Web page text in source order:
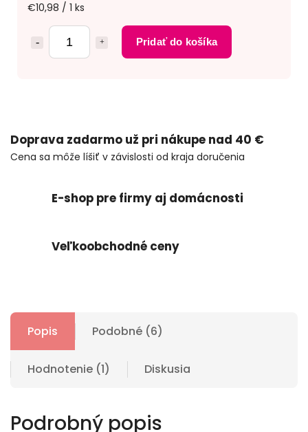
€10,98 / 1 ks
Pridať do košíka
Doprava zadarmo už pri nákupe nad 40 €
Cena sa môže líšiť v závislosti od kraja doručenia
E-shop pre firmy aj domácnosti
Veľkoobchodné ceny
Popis Podobné (6)
Hodnotenie (1) Diskusia
Podrobný popis